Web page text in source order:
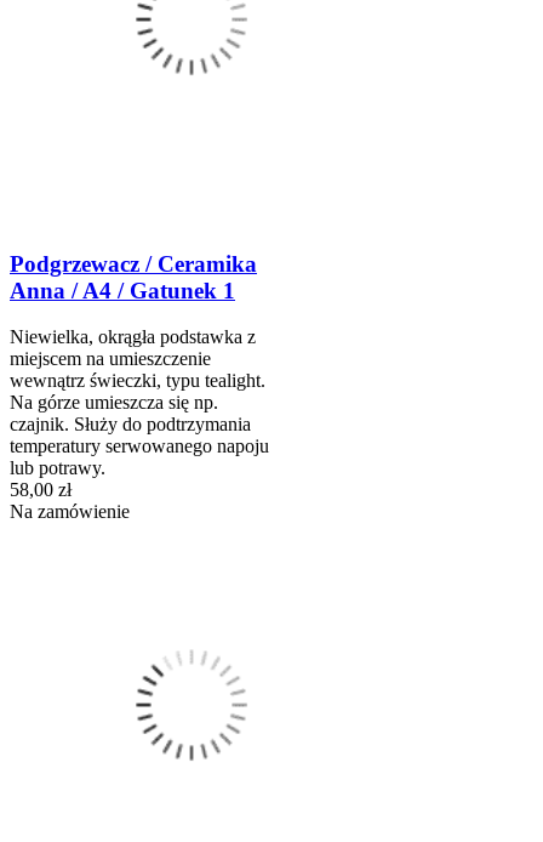
Podgrzewacz / Ceramika
Anna / A4 / Gatunek 1
Niewielka, okrągła podstawka z
miejscem na umieszczenie
wewnątrz świeczki, typu tealight.
Na górze umieszcza się np.
czajnik. Służy do podtrzymania
temperatury serwowanego napoju
lub potrawy.
58,00 zł
Na zamówienie